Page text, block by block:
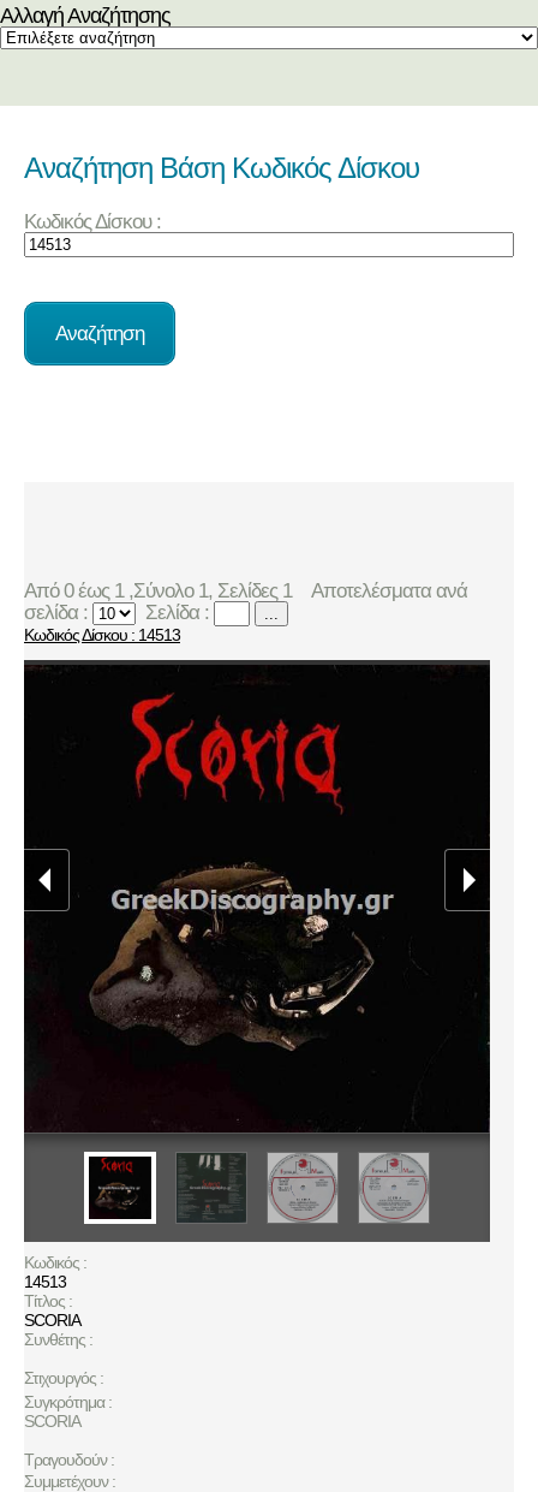
Αλλαγή Αναζήτησης
Αναζήτηση Βάση Κωδικός Δίσκου
Κωδικός Δίσκου :
Από 0 έως 1 ,Σύνολο 1, Σελίδες 1
Αποτελέσματα ανά
σελίδα :
Σελίδα : ...
Κωδικός Δίσκου : 14513
Κωδικός :
14513
Τίτλος :
SCORIA
Συνθέτης :
Στιχουργός :
Συγκρότημα :
SCORIA
Τραγουδούν :
Συμμετέχουν :